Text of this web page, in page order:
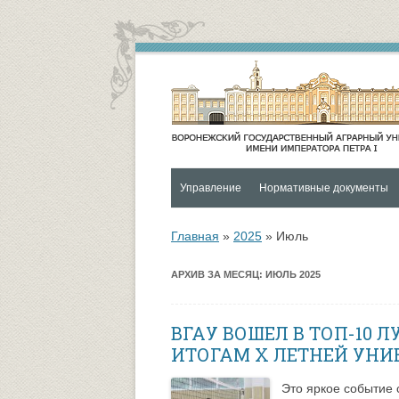
Управление
воспитательной работе
Управление по социальной и
Нормативные документы
ОБЕСПЕЧЕНИЕ
ОБУЧАЮЩИХСЯ
Главная » 2025 » Июль
АРХИВ ЗА МЕСЯЦ: ИЮЛЬ 2025
ВГАУ ВОШЕЛ В ТОП-10
ИТОГАМ X ЛЕТНЕЙ
Это яркое событие